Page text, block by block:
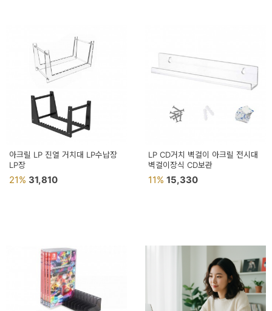
아크릴 LP 진열 거치대 LP수납장
LP장
21% 31,810
LP CD거치 벽걸이 아크릴 전시대
벽걸이장식 CD보관
11% 15,330